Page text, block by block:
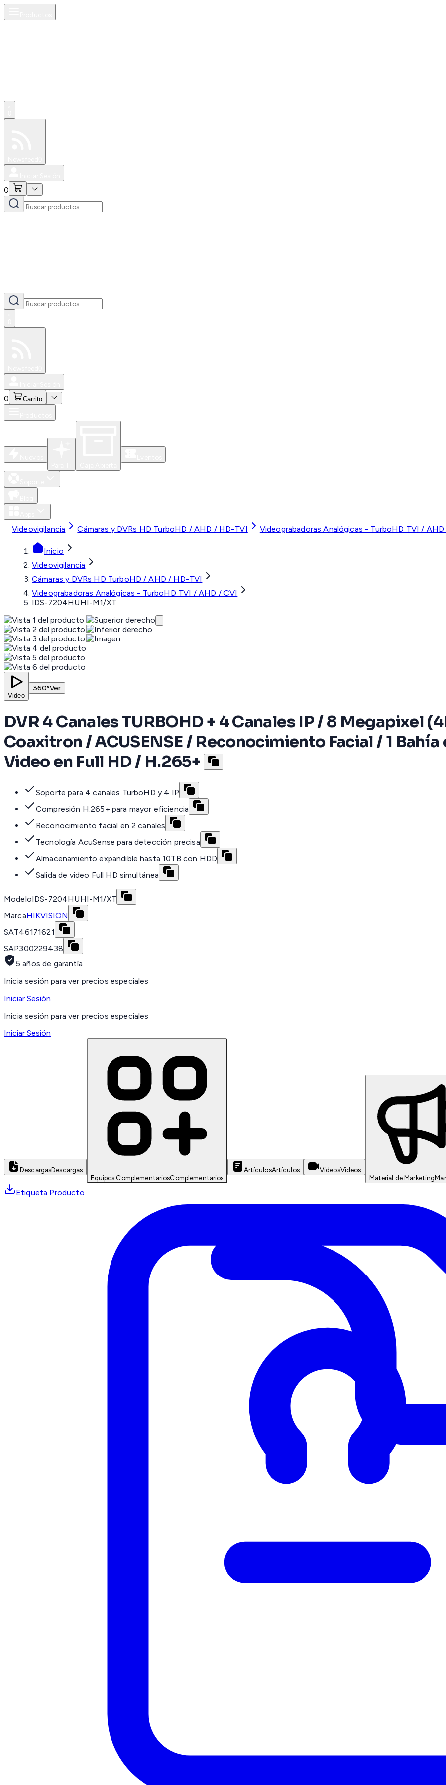
0
0 Carrito
Videovigilancia Cámaras y DVRs HD TurboHD / AHD / HD-TVI Videograbadoras Analógicas - TurboHD TVI / AHD
Inicio
Videovigilancia
Cámaras y DVRs HD TurboHD / AHD / HD-TVI
Videograbadoras Analógicas - TurboHD TVI / AHD / CVI
IDS-7204HUHI-M1/XT
Video
360°Ver
DVR 4 Canales TURBOHD + 4 Canales IP / 8 Megapixel
Coaxitron / ACUSENSE / Reconocimiento Facial / 1
Video en Full HD / H.265+
Soporte para 4 canales TurboHD y 4 IP
Compresión H.265+ para mayor eficiencia
Reconocimiento facial en 2 canales
Tecnología AcuSense para detección precisa
Almacenamiento expandible hasta 10TB con HDD
Salida de video Full HD simultánea
ModeloIDS-7204HUHI-M1/XT
MarcaHIKVISION
SAT46171621
SAP300229438
5 años de garantía
Inicia sesión para ver precios especiales
Iniciar Sesión
Inicia sesión para ver precios especiales
Iniciar Sesión
DescargasDescargas
Equipos ComplementariosComplementarios
ArtículosArtículos VideosVideos
Material de Marketing
Etiqueta Producto